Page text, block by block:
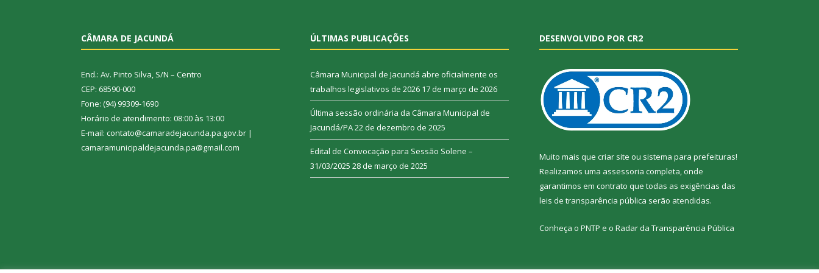
CÂMARA DE JACUNDÁ
End.: Av. Pinto Silva, S/N – Centro
CEP: 68590-000
Fone: (94) 99309-1690
Horário de atendimento: 08:00 às 13:00
E-mail: contato@camaradejacunda.pa.gov.br |
camaramunicipaldejacunda.pa@gmail.com
ÚLTIMAS PUBLICAÇÕES
Câmara Municipal de Jacundá abre oficialmente os
trabalhos legislativos de 2026 17 de março de 2026
Última sessão ordinária da Câmara Municipal de
Jacundá/PA22 de dezembro de 2025
Edital de Convocação para Sessão Solene –
31/03/2025 28 de março de 2025
DESENVOLVIDO POR CR2
Muito mais que criar site ou sistema para prefeituras!
Realizamos uma assessoria completa, onde
garantimos em contrato que todas as exigências das
leis de transparência pública serão atendidas.
Conheça o PNTP e o Radar da Transparência Pública